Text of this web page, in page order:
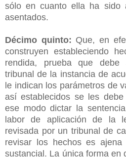
sólo en cuanto ella ha sido
asentados.
Décimo quinto: Que, en
construyen estableciendo
rendida, prueba que
tribunal de la instancia de
le indican los parámetros de
así establecidos se les
ese modo dictar la
labor de aplicación de la
revisada por un tribunal de
revisar los hechos es
sustancial. La única forma en